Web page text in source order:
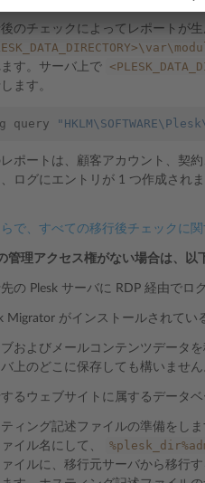
のチェックによってレポートが生
ます。サーバ上で
ます。
query
レポートは、顧客アカウント、契
、ログにエントリが 1 つ作成され
で、すべての移行後チェックに
管理アクセス権がない場合は、以
の Plesk サーバに RDP 経由でロ
Migrator がインストールされて
ブおよびメールコンテンツデータ
上のどこに保存しても構いませ
るウェブサイトに属するデータ
ィング記述ファイルの準備をし
ァイル名にして、
イルに、移行元サーバから移行